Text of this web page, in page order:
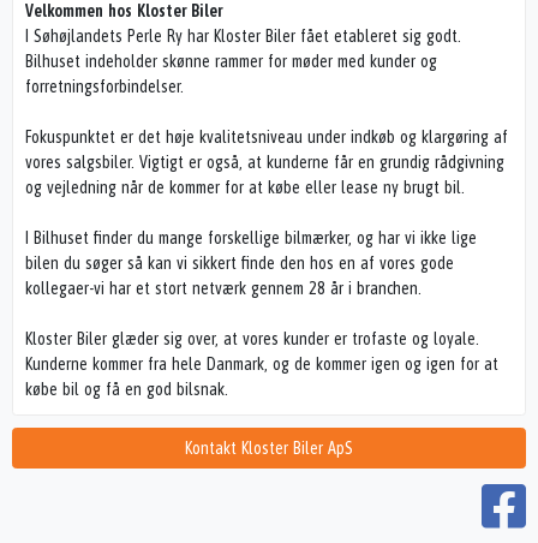
Kontakt Kloster Biler ApS
Velkommen hos Kloster Biler
I Søhøjlandets Perle Ry har Kloster Biler fået etableret sig godt.
Bilhuset indeholder skønne rammer for møder med kunder og
forretningsforbindelser.
Fokuspunktet er det høje kvalitetsniveau under indkøb og klargøring af
vores salgsbiler. Vigtigt er også, at kunderne får en grundig rådgivning
og vejledning når de kommer for at købe eller lease ny brugt bil.
I Bilhuset finder du mange forskellige bilmærker, og har vi ikke lige
bilen du søger så kan vi sikkert finde den hos en af vores gode
kollegaer-vi har et stort netværk gennem 28 år i branchen.
Kloster Biler glæder sig over, at vores kunder er trofaste og loyale.
Kunderne kommer fra hele Danmark, og de kommer igen og igen for at
købe bil og få en god bilsnak.